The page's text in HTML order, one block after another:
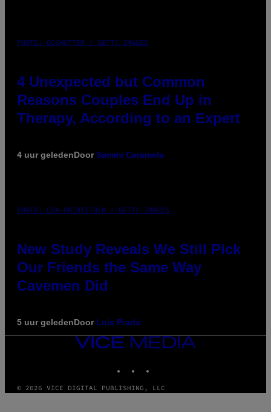
PHOTO: GCSHUTTER / GETTY IMAGES
4 Unexpected but Common
Reasons Couples End Up in
Therapy, According to an Expert
4 uur geledenDoorSammi Caramela
PHOTO: CSA-PRINTSTOCK / GETTY IMAGES
New Study Reveals We Still Pick
Our Friends the Same Way
Cavemen Did
5 uur geledenDoor Luis Prada
VICE
MEDIA
© 2026 VICE DIGITAL PUBLISHING, LLC